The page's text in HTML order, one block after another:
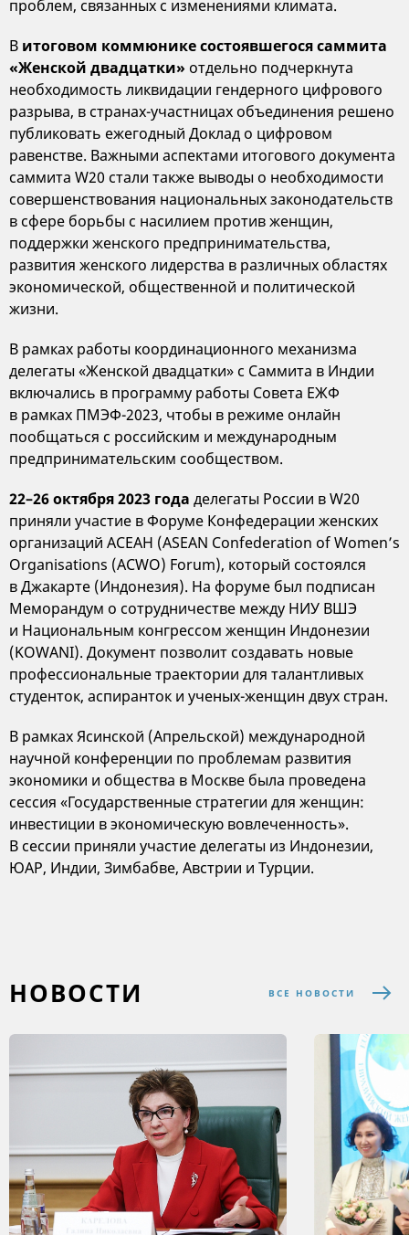
проблем, связанных с изменениями климата.
В итоговом коммюнике состоявшегося саммита
«Женской двадцатки» отдельно подчеркнута
необходимость ликвидации гендерного цифрового
разрыва, в странах-участницах объединения решено
публиковать ежегодный Доклад о цифровом
равенстве. Важными аспектами итогового документа
саммита W20 стали также выводы о необходимости
совершенствования национальных законодательств
в сфере борьбы с насилием против женщин,
поддержки женского предпринимательства,
развития женского лидерства в различных областях
экономической, общественной и политической
жизни.
В рамках работы координационного механизма
делегаты «Женской двадцатки» с Саммита в Индии
включались в программу работы Совета ЕЖФ
в рамках ПМЭФ-2023, чтобы в режиме онлайн
пообщаться с российским и международным
предпринимательским сообществом.
22–26 октября 2023 года делегаты России в W20
приняли участие в Форуме Конфедерации женских
организаций АСЕАН (ASEAN Confederation of Women’s
Organisations (ACWO) Forum), который состоялся
в Джакарте (Индонезия). На форуме был подписан
Меморандум о сотрудничестве между НИУ ВШЭ
и Национальным конгрессом женщин Индонезии
(KOWANI). Документ позволит создавать новые
профессиональные траектории для талантливых
студенток, аспиранток и ученых-женщин двух стран.
В рамках Ясинской (Апрельской) международной
научной конференции по проблемам развития
экономики и общества в Москве была проведена
сессия «Государственные стратегии для женщин:
инвестиции в экономическую вовлеченность».
В сессии приняли участие делегаты из Индонезии,
ЮАР, Индии, Зимбабве, Австрии и Турции.
НОВОСТИ ВСЕ НОВОСТИ